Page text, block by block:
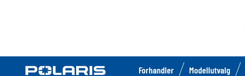
Forhandler Modellutvalg